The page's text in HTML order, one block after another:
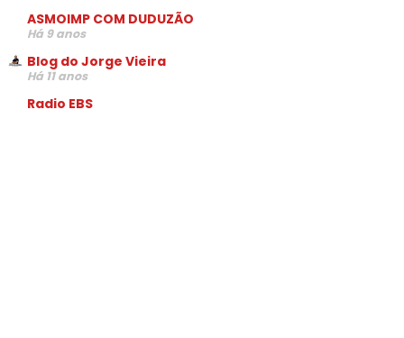
ASMOIMP COM DUDUZÃO
Há 9 anos
Blog do Jorge Vieira
Há 11 anos
Radio EBS